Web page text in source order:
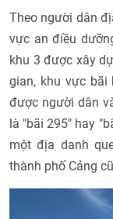
Theo người dân
vực an điều
khu 3 được xây
gian, khu vực bãi
được người dân
là "bãi 295" hay
một địa danh
thành phố Cảng